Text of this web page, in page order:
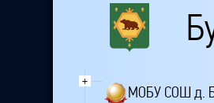
+
МОБУ СОШ д.